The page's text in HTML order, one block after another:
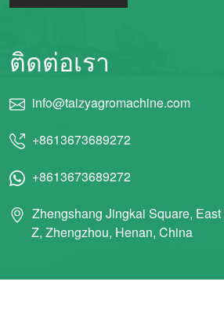
ติดต่อเรา
info@taizyagromachine.com
+8613673689272
+8613673689272
Zhengshang Jingkai Square,
Z, Zhengzhou, Henan, China